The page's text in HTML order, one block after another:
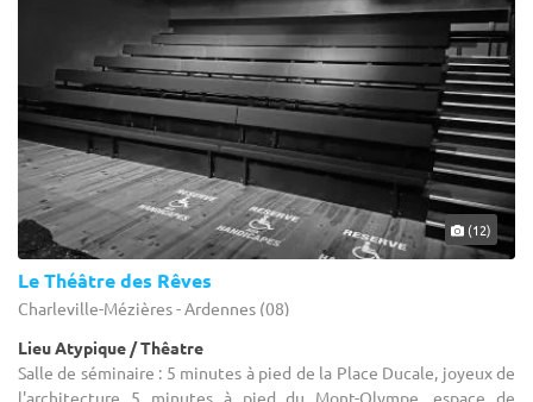
(12)
Le Théâtre des Rêves
Charleville-Mézières - Ardennes (08)
Lieu Atypique / Thêatre
Salle de séminaire : 5 minutes à pied de la Place Ducale, joyeux de